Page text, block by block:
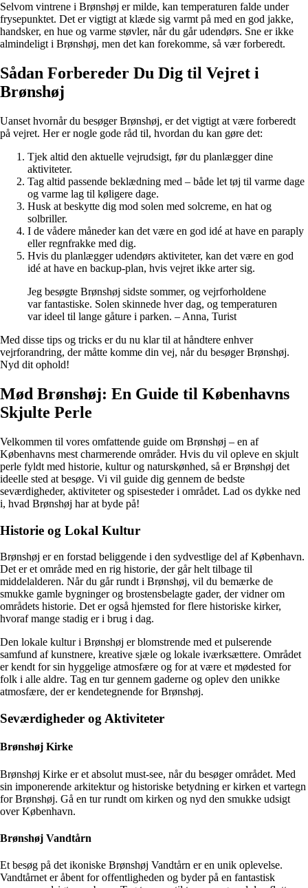
Selvom vintrene i Brønshøj er milde, kan temperaturen falde under
frysepunktet. Det er vigtigt at klæde sig varmt på med en god jakke,
handsker, en hue og varme støvler, når du går udendørs. Sne er ikke
almindeligt i Brønshøj, men det kan forekomme, så vær forberedt.
Sådan Forbereder Du Dig til Vejret i
Brønshøj
Uanset hvornår du besøger Brønshøj, er det vigtigt at være forberedt
på vejret. Her er nogle gode råd til, hvordan du kan gøre det:
Tjek altid den aktuelle vejrudsigt, før du planlægger dine
aktiviteter.
Tag altid passende beklædning med – både let tøj til varme dage
og varme lag til køligere dage.
Husk at beskytte dig mod solen med solcreme, en hat og
solbriller.
I de vådere måneder kan det være en god idé at have en paraply
eller regnfrakke med dig.
Hvis du planlægger udendørs aktiviteter, kan det være en god
idé at have en backup-plan, hvis vejret ikke arter sig.
Jeg besøgte Brønshøj sidste sommer, og vejrforholdene
var fantastiske. Solen skinnede hver dag, og temperaturen
var ideel til lange gåture i parken. – Anna, Turist
Med disse tips og tricks er du nu klar til at håndtere enhver
vejrforandring, der måtte komme din vej, når du besøger Brønshøj.
Nyd dit ophold!
Mød Brønshøj: En Guide til Københavns
Skjulte Perle
Velkommen til vores omfattende guide om Brønshøj – en af
Københavns mest charmerende områder. Hvis du vil opleve en skjult
perle fyldt med historie, kultur og naturskønhed, så er Brønshøj det
ideelle sted at besøge. Vi vil guide dig gennem de bedste
seværdigheder, aktiviteter og spisesteder i området. Lad os dykke ned
i, hvad Brønshøj har at byde på!
Historie og Lokal Kultur
Brønshøj er en forstad beliggende i den sydvestlige del af København.
Det er et område med en rig historie, der går helt tilbage til
middelalderen. Når du går rundt i Brønshøj, vil du bemærke de
smukke gamle bygninger og brostensbelagte gader, der vidner om
områdets historie. Det er også hjemsted for flere historiske kirker,
hvoraf mange stadig er i brug i dag.
Den lokale kultur i Brønshøj er blomstrende med et pulserende
samfund af kunstnere, kreative sjæle og lokale iværksættere. Området
er kendt for sin hyggelige atmosfære og for at være et mødested for
folk i alle aldre. Tag en tur gennem gaderne og oplev den unikke
atmosfære, der er kendetegnende for Brønshøj.
Seværdigheder og Aktiviteter
Brønshøj Kirke
Brønshøj Kirke er et absolut must-see, når du besøger området. Med
sin imponerende arkitektur og historiske betydning er kirken et vartegn
for Brønshøj. Gå en tur rundt om kirken og nyd den smukke udsigt
over København.
Brønshøj Vandtårn
Et besøg på det ikoniske Brønshøj Vandtårn er en unik oplevelse.
Vandtårnet er åbent for offentligheden og byder på en fantastisk